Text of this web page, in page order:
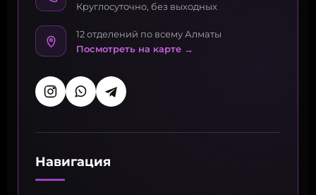
Круглосуточно, без выходных
12 отделений по всему Алматы
Посмотреть на карте →
Навигация